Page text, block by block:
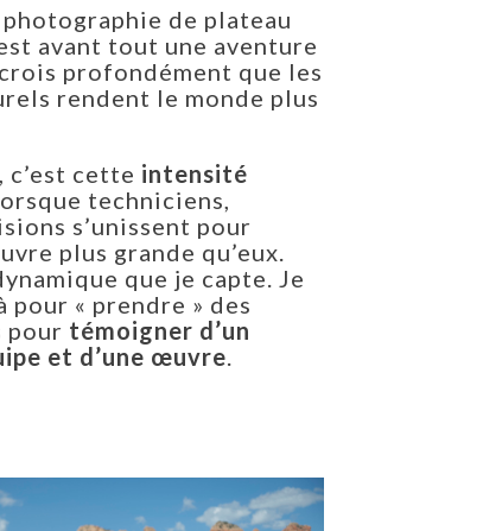
de plateau
avant tout une aventure
profondément que les
rendent le monde plus
c’est cette intensité
techniciens,
s’unissent pour
plus grande qu’eux.
que je capte. Je
pour « prendre » des
pour témoigner d’un
et d’une œuvre.